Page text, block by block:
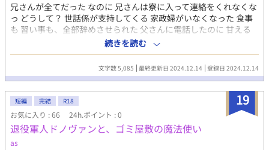
兄さんが全てだった なのに 兄さんは寮に入って連絡をくれなくな
っ どうして？ 世話係が支持してくる 家政婦がいなくなった 食事
も 習い事も、全部辞めさせられた 父さんに電話したのに 甘える
な！忙しい、全て奴に任せてる ものすごく怒られた、怖い、、、
助けて兄さん！ 携帯を解約されて兄さんとも連絡が取れない 公衆
電話からかけたけど 登録してない電話番号だと取り付いてもらえ
ない 水も、電気も止まって、、、お腹すいた
続きを読む
文字数 5,085 最終更新日 2024.12.14 登録日 2024.12.14
19
短編 完結 R18
お気に入り : 66 24h.ポイント : 0
退役軍人ドノヴァンと、ゴミ屋敷の魔法使い
as